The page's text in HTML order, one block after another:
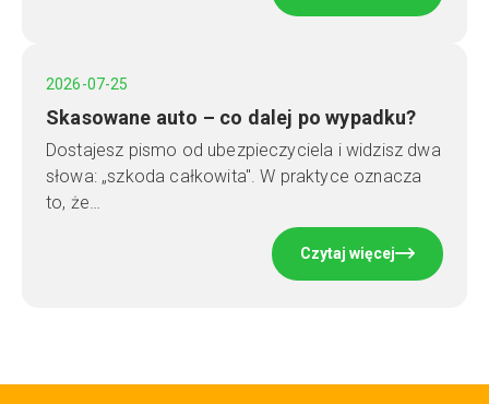
2026-07-25
Skasowane auto – co dalej po wypadku?
Dostajesz pismo od ubezpieczyciela i widzisz dwa
słowa: „szkoda całkowita". W praktyce oznacza
to, że…
Czytaj więcej